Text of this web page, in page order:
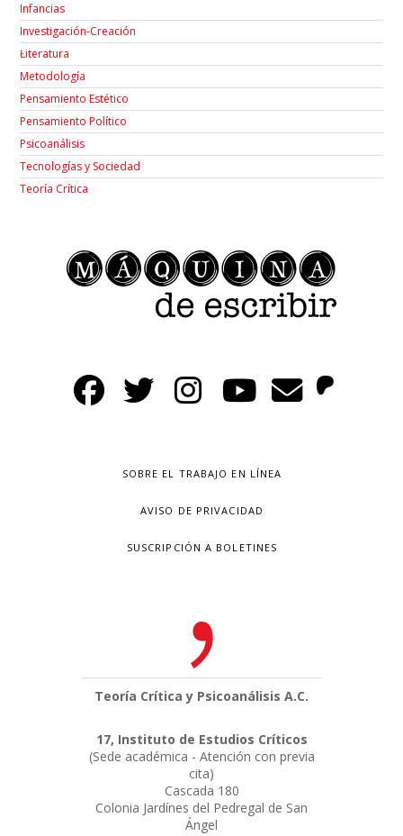
Infancias
Investigación-Creación
Łiteratura
Metodología
Pensamiento Estético
Pensamiento Político
Psicoanálisis
Tecnologías y Sociedad
Teoría Crítica
SOBRE EL TRABAJO EN LÍNEA
AVISO DE PRIVACIDAD
SUSCRIPCIÓN A BOLETINES
Teoría Crítica y Psicoanálisis A.C.
17, Instituto de Estudios Críticos
(Sede académica - Atención con previa
cita)
Cascada 180
Colonia Jardínes del Pedregal de San
Ángel